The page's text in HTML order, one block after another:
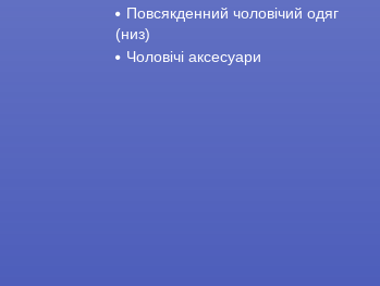
Повсякденний чоловічий одяг
(низ)
Чоловічі аксесуари